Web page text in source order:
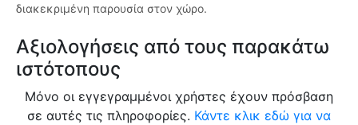
διακεκριμένη παρουσία στον χώρο.
Αξιολογήσεις από τους παρακάτω
ιστότοπους
Μόνο οι εγγεγραμμένοι χρήστες έχουν πρόσβαση
σε αυτές τις πληροφορίες. Κάντε κλικ εδώ για να